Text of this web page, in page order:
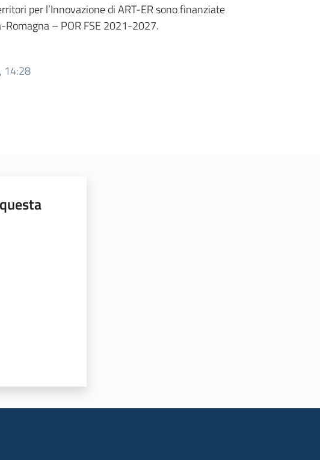
per l’Innovazione di ART-ER sono finanziate
Romagna – POR FSE 2021-2027.
14:28